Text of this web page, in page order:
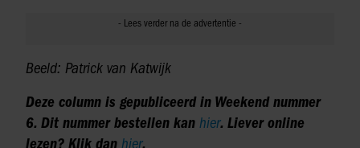
Beeld: Patrick van Katwijk
Deze column is gepubliceerd in Weekend nummer
6. Dit nummer bestellen kan hier. Liever online
lezen? Klik dan hier.